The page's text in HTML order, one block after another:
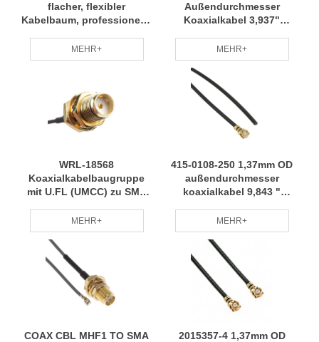
flacher, flexibler
Kabelbaum, professionelle
nach Bedarf RCD
MEHR+
Außendurchmesser
Koaxialkabel 3,937"
mit mehreren Modellen
weit verbreitet RCD
MEHR+
WRL-18568
Koaxialkabelbaugruppe
mit U.FL (UMCC) zu SMA
Kabelbaum, weit verbreitet
und mit vollständigen
RCD-Spezifikationen
MEHR+
415-0108-250 1,37mm OD
außendurchmesser
koaxialkabel 9,843 "
hoher-qualität material
stabilität leistung RCD
MEHR+
COAX CBL MHF1 TO SMA
2015357-4 1,37mm OD